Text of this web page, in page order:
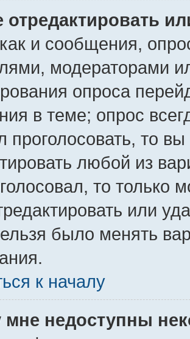
отредактировать
и сообщения,
модераторами
опроса
в теме; опрос
проголосовать, то
любой из
то только
или
было менять
к началу
мне недоступны